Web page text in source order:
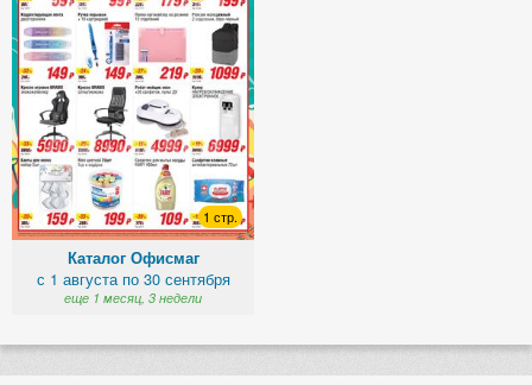
1 стр.
Каталог Офисмаг
с 1 августа по 30 сентября
еще 1 месяц, 3 недели